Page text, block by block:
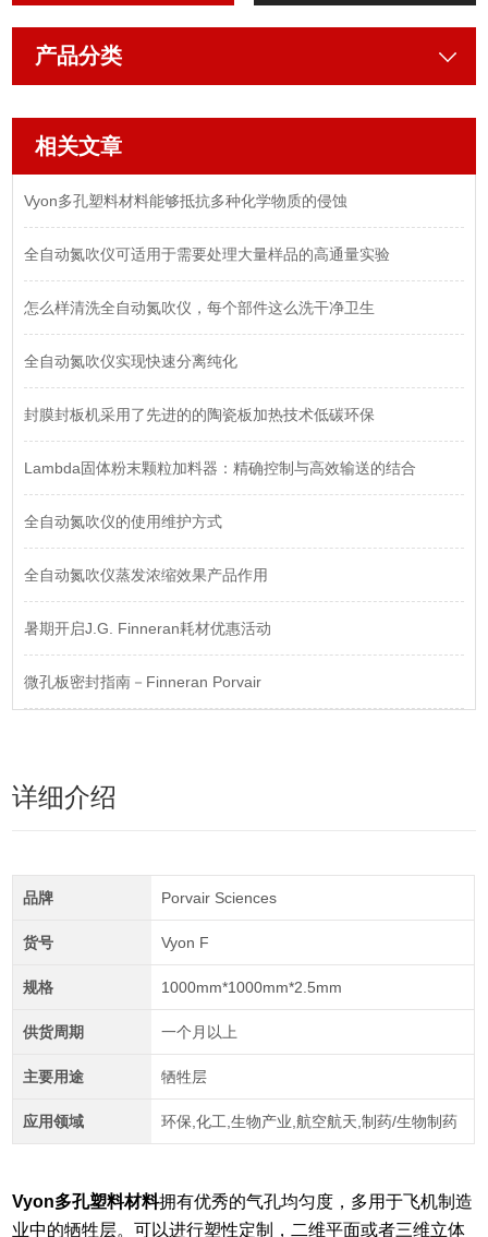
产品分类
相关文章
Vyon多孔塑料材料能够抵抗多种化学物质的侵蚀
全自动氮吹仪可适用于需要处理大量样品的高通量实验
怎么样清洗全自动氮吹仪，每个部件这么洗干净卫生
全自动氮吹仪实现快速分离纯化
封膜封板机采用了先进的的陶瓷板加热技术低碳环保
Lambda固体粉末颗粒加料器：精确控制与高效输送的结合
全自动氮吹仪的使用维护方式
全自动氮吹仪蒸发浓缩效果产品作用
暑期开启J.G. Finneran耗材优惠活动
微孔板密封指南－Finneran Porvair
详细介绍
品牌 Porvair Sciences
货号 Vyon F
规格 1000mm*1000mm*2.5mm
供货周期 一个月以上
主要用途 牺牲层
应用领域 环保,化工,生物产业,航空航天,制药/生物制药
Vyon多孔塑料材料拥有优秀的气孔均匀度，多用于飞机制造
业中的牺牲层。可以进行塑性定制，二维平面或者三维立体